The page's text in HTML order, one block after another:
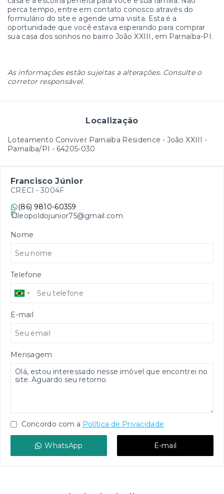
perca tempo, entre em contato conosco através do
formulário do site e agende uma visita. Esta é a
oportunidade que você estava esperando para comprar
sua casa dos sonhos no bairro João XXIII, em Parnaíba-PI.
As informações estão sujeitas a alterações. Consulte o
corretor responsável.
Localização
Loteamento Conviver Parnaíba Residence - João XXIII -
Parnaíba/PI - 64205-030
Francisco Júnior
CRECI - 3004F
(86) 9810-60359
leopoldojunior75@gmail.com
Nome
Telefone
E-mail
Mensagem
Concordo com a Política de Privacidade
WhatsApp E-mail